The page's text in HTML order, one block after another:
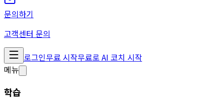
문의하기
고객센터 문의
로그인무료 시작무료로 AI 코치 시작
메뉴
학습